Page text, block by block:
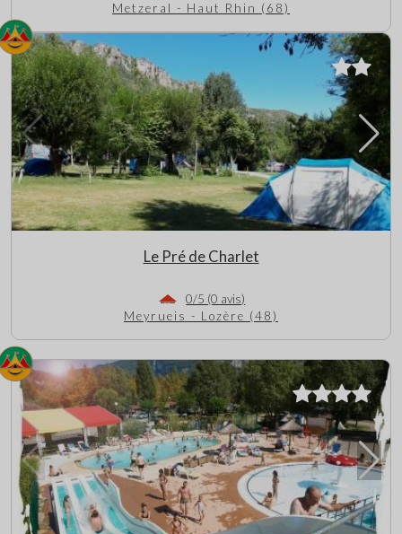
Metzeral - Haut Rhin (68)
Le Pré de Charlet
0/5 (0 avis)
Meyrueis - Lozère (48)